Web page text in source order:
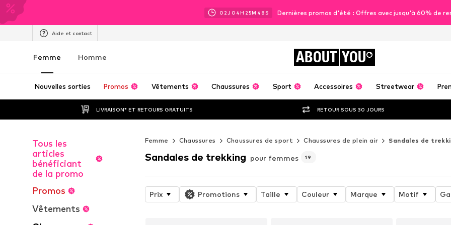
02J 04H 25M 46 S Dernières promos d'été : Offres avec jusqu'à 60% de
Aide et contact
Femme Homme ABOUT YOU
Nouvelles sorties Promos Vêtements Chaussures Sport Accessoires Streetwear
LIVRAISON* ET RETOURS GRATUITS RETOUR SOUS 30 JOURS
Tous les
articles
bénéficiant
de la promo
Promos
Vêtements
Femme Chaussures Chaussures de sport Chaussures de plein air Sandales de
Sandales de trekking pour femmes 19
Prix Promotions Taille Couleur Marque Motif